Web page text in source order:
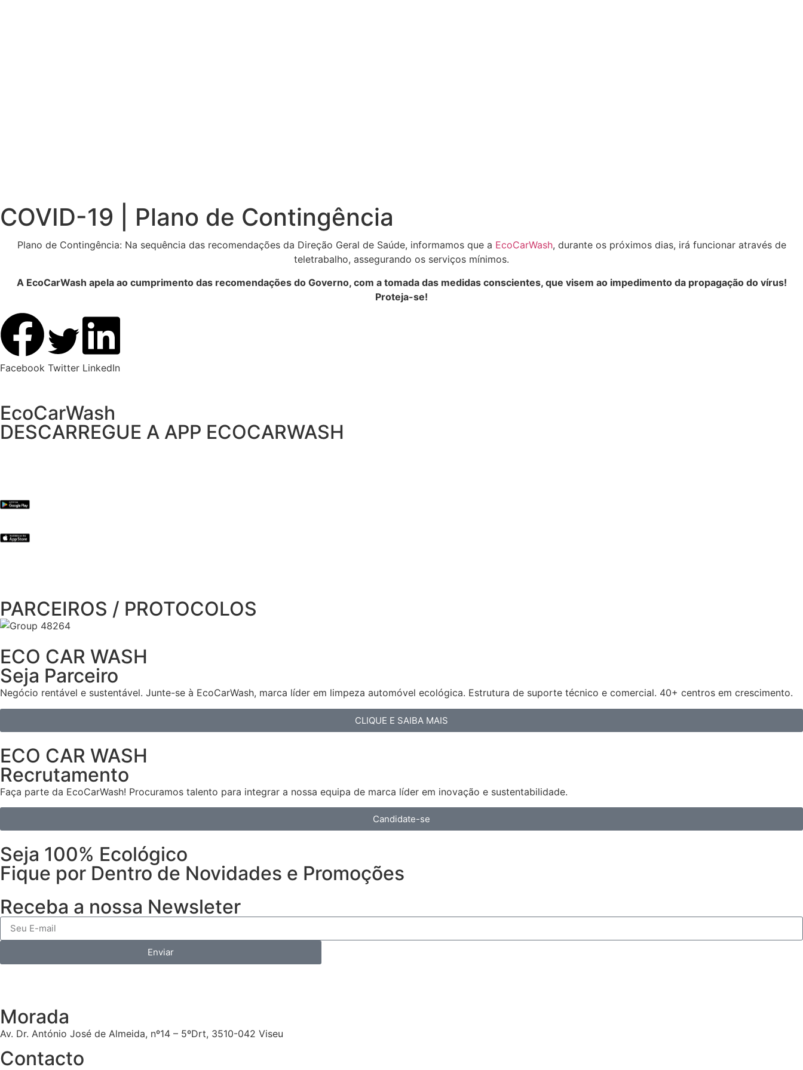
COVID-19 | Plano de Contingência
Plano de Contingência: Na sequência das recomendações da Direção Geral de Saúde, informamos que a EcoCarWash, durante os próximos dias, irá funcionar através de
teletrabalho, assegurando os serviços mínimos.
A EcoCarWash apela ao cumprimento das recomendações do Governo, com a tomada das medidas conscientes, que visem ao impedimento da propagação do vírus!
Proteja-se!
Facebook Twitter LinkedIn
EcoCarWash
DESCARREGUE A APP ECOCARWASH
PARCEIROS / PROTOCOLOS
ECO CAR WASH
Seja Parceiro
Negócio rentável e sustentável. Junte-se à EcoCarWash, marca líder em limpeza automóvel ecológica. Estrutura de suporte técnico e comercial. 40+ centros em crescimento.
CLIQUE E SAIBA MAIS
ECO CAR WASH
Recrutamento
Faça parte da EcoCarWash! Procuramos talento para integrar a nossa equipa de marca líder em inovação e sustentabilidade.
Candidate-se
Seja 100% Ecológico
Fique por Dentro de Novidades e Promoções
Receba a nossa Newsleter
Enviar
Morada
Av. Dr. António José de Almeida, nº14 – 5ºDrt, 3510-042 Viseu
Contacto